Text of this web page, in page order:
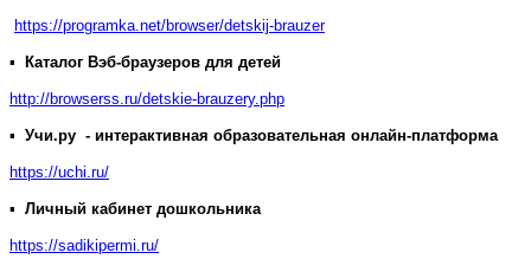
https://programka.net/browser/detskij-brauzer
▪ Каталог Вэб-браузеров для детей
http://browserss.ru/detskie-brauzery.php
▪ Учи.ру - интерактивная образовательная онлайн-платформа
https://uchi.ru/
▪ Личный кабинет дошкольника
https://sadikipermi.ru/